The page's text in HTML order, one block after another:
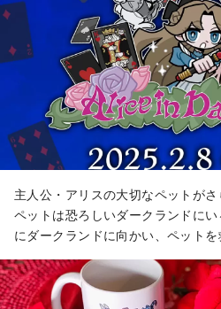
主人公・アリスの大切なペットが
ペットは恐ろしいダークランドに
にダークランドに向かい、ペットを